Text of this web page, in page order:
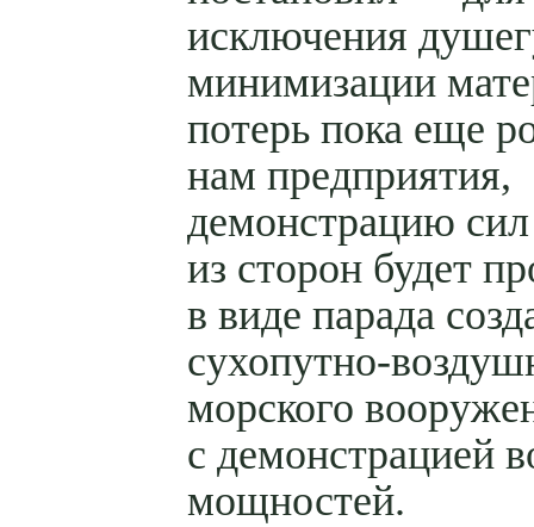
исключения
минимизации
потерь пока еще
нам предприятия,
демонстрацию
из сторон будет
в виде парада
сухопутно-
морского
с демонстрацией
мощностей.